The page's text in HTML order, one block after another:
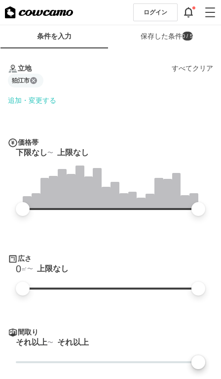
ログイン
条
条件を入力 保存した条件0 / 5
立地 すべてクリア
狛江市
追加・変更する
価格帯
下限なし 上限なし
広さ
0㎡ 上限なし
間取り
それ以上 それ以上